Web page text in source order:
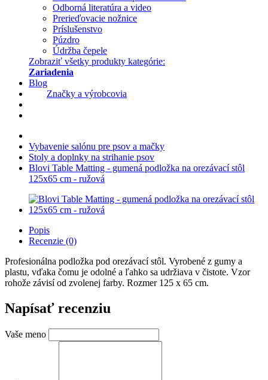
Odborná literatúra a video
Prerieďovacie nožnice
Príslušenstvo
Púzdro
Údržba čepele
Zobraziť všetky produkty kategórie:
Zariadenia
Blog
Značky a výrobcovia
Vybavenie salónu pre psov a mačky
Stoly a doplnky na strihanie psov
Blovi Table Matting - gumená podložka na orezávací stôl
125x65 cm - ružová
Popis
Recenzie (0)
Profesionálna podložka pod orezávací stôl. Vyrobené z gumy a
plastu, vďaka čomu je odolné a ľahko sa udržiava v čistote. Vzor
rohože závisí od zvolenej farby. Rozmer 125 x 65 cm.
Napísať recenziu
Vaše meno